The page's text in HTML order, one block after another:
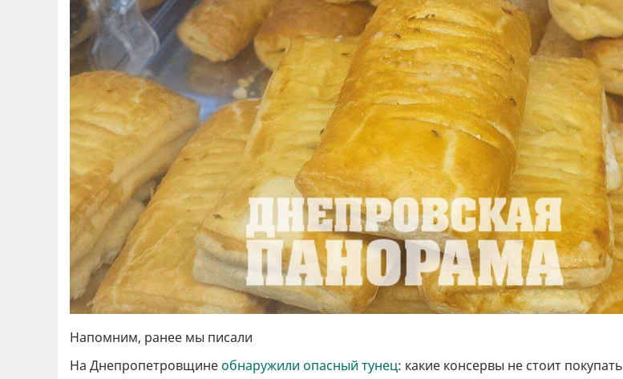
Напомним, ранее мы писали
На Днепропетровщине обнаружили опасный тунец: какие консервы не стоит покупать